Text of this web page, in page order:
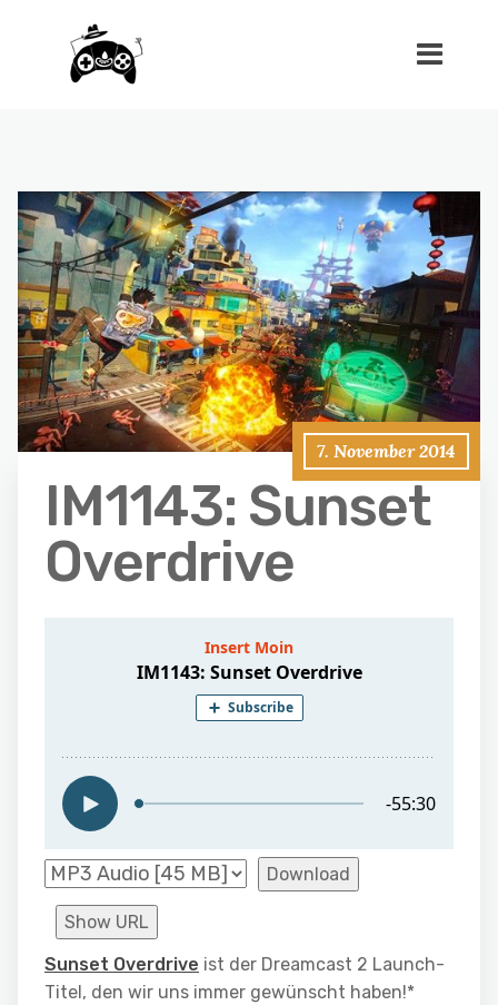
7. November 2014
IM1143: Sunset
Overdrive
Download
Show URL
Sunset Overdrive ist der Dreamcast 2 Launch-
Titel, den wir uns immer gewünscht haben!*